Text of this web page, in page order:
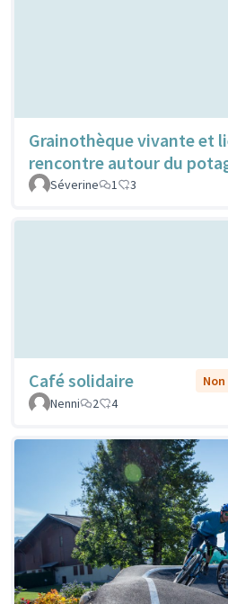
Grainothèque vivante et
rencontre autour du
Séverine
1 3
Café solidaire
Nenni
2 4